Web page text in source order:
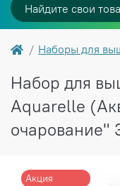
Наборы для
Набор для
Aquarelle
очарование"
Акция